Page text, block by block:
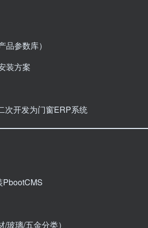
参数库）
装方案
次开发为门窗ERP系统
PbootCMS
玻璃/五金分类）